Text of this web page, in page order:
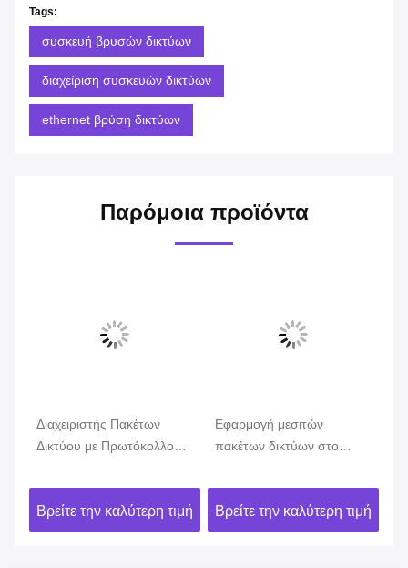
Tags:
συσκευή βρυσών δικτύων
διαχείριση συσκευών δικτύων
ethernet βρύση δικτύων
Παρόμοια προϊόντα
Διαχειριστής Πακέτων
Δικτύου με Πρωτόκολλο
TAP με Αφαίρεση
Διπλοτύπων Δεδομένων
Βρείτε την καλύτερη τιμή
Εφαρμογή μεσιτών
πακέτων δικτύων στο
δίκτυο SDN
Βρείτε την καλύτερη τιμή